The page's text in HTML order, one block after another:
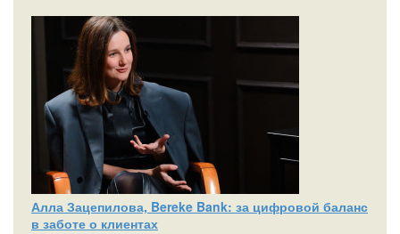
Алла Зацепилова, Bereke Bank: за цифровой баланс
в заботе о клиентах